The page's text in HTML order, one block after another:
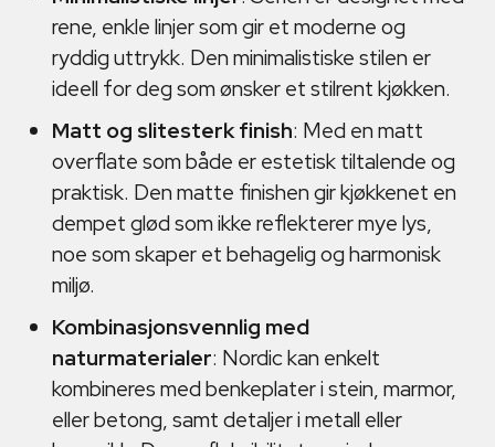
rene, enkle linjer som gir et moderne og
ryddig uttrykk. Den minimalistiske stilen er
ideell for deg som ønsker et stilrent kjøkken.
Matt og slitesterk finish: Med en matt
overflate som både er estetisk tiltalende og
praktisk. Den matte finishen gir kjøkkenet en
dempet glød som ikke reflekterer mye lys,
noe som skaper et behagelig og harmonisk
miljø.
Kombinasjonsvennlig med
naturmaterialer: Nordic kan enkelt
kombineres med benkeplater i stein, marmor,
eller betong, samt detaljer i metall eller